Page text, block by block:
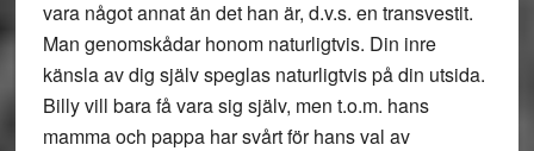
vara något annat än det han är, d.v.s. en transvestit.
Man genomskådar honom naturligtvis. Din inre
känsla av dig själv speglas naturligtvis på din utsida.
Billy vill bara få vara sig själv, men t.o.m. hans
mamma och pappa har svårt för hans val av